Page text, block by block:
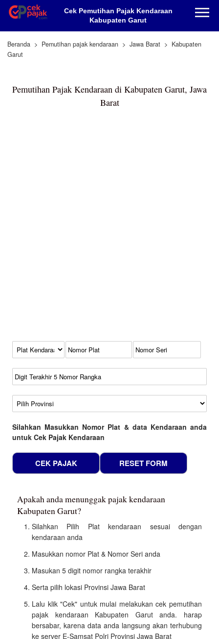
Cek Pemutihan Pajak Kendaraan
Kabupaten Garut
Beranda Pemutihan pajak kendaraan Jawa Barat
Kabupaten
Garut
Pemutihan Pajak Kendaraan di Kabupaten Garut, Jawa
Barat
Kode Plat Kendaraan
No Plat
No Seri
No Rangka
Wilayah
Silahkan Masukkan Nomor Plat & data Kendaraan anda
untuk Cek Pajak Kendaraan
Apakah anda menunggak pajak kendaraan
Kabupaten Garut?
Silahkan Pilih Plat kendaraan sesuai dengan
kendaraan anda
Masukkan nomor Plat & Nomor Seri anda
Masukan 5 digit nomor rangka terakhir
Serta pilih lokasi Provinsi Jawa Barat
Lalu klik "Cek" untuk mulai melakukan cek pemutihan
pajak kendaraan Kabupaten Garut anda. harap
bersabar, karena data anda langsung akan terhubung
ke server E-Samsat Polri Provinsi Jawa Barat